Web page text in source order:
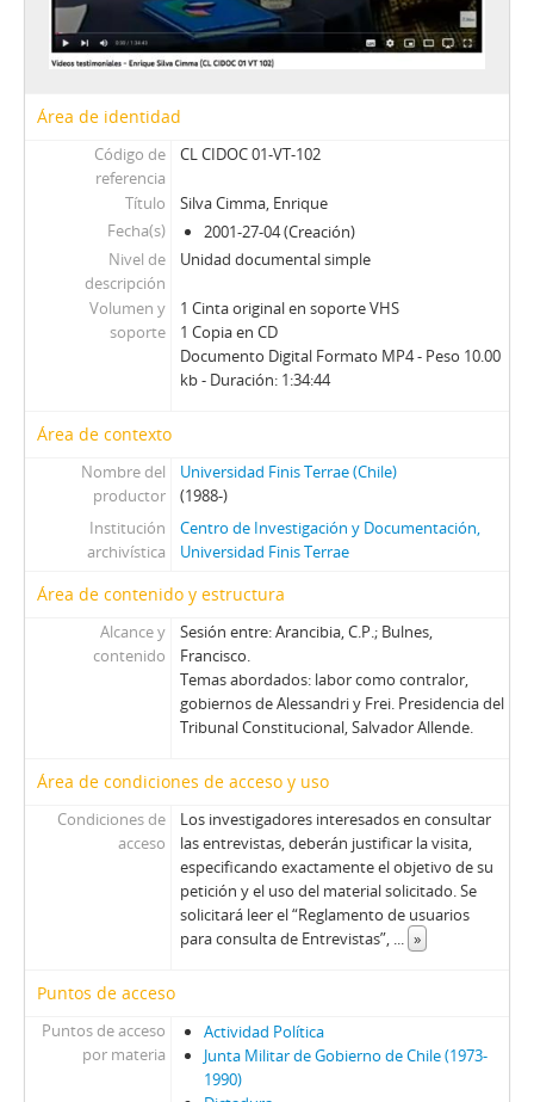
Área de identidad
Código de
referencia
CL CIDOC 01-VT-102
Título
Silva Cimma, Enrique
Fecha(s)
2001-27-04 (Creación)
Nivel de
descripción
Unidad documental simple
Volumen y
soporte
1 Cinta original en soporte VHS
1 Copia en CD
Documento Digital Formato MP4 - Peso 10.00
kb - Duración: 1:34:44
Área de contexto
Nombre del
productor
Universidad Finis Terrae (Chile)
(1988-)
Institución
archivística
Centro de Investigación y Documentación,
Universidad Finis Terrae
Área de contenido y estructura
Alcance y
contenido
Sesión entre: Arancibia, C.P.; Bulnes,
Francisco.
Temas abordados: labor como contralor,
gobiernos de Alessandri y Frei. Presidencia del
Tribunal Constitucional, Salvador Allende.
Área de condiciones de acceso y uso
Condiciones de
acceso
Los investigadores interesados en consultar
las entrevistas, deberán justificar la visita,
especificando exactamente el objetivo de su
petición y el uso del material solicitado. Se
solicitará leer el “Reglamento de usuarios
para consulta de Entrevistas”, ... »
Puntos de acceso
Puntos de acceso
por materia
Actividad Política
Junta Militar de Gobierno de Chile (1973-
1990)